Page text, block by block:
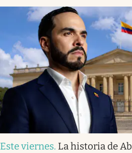
Este viernes. La historia de